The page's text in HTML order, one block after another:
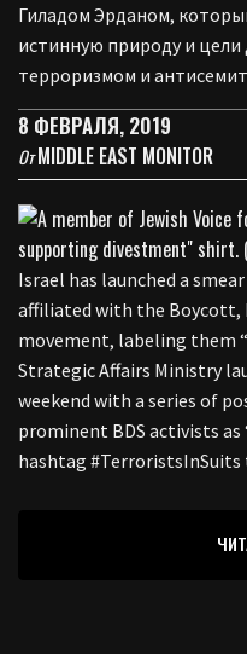
Гиладом Эрданом,
истинную природу и цели
терроризмом и
8 ФЕВРАЛЯ, 2019
ОтMIDDLE EAST MONITOR
Israel has launched a
affiliated with the Boycott,
movement, labeling them
Strategic Affairs Ministry
weekend with a series of
prominent BDS activists
hashtag #TerroristsInSuits